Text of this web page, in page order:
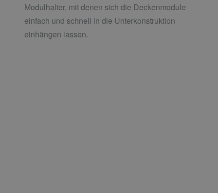
Modulhalter, mit denen sich die Deckenmodule
einfach und schnell in die Unterkonstruktion
einhängen lassen.